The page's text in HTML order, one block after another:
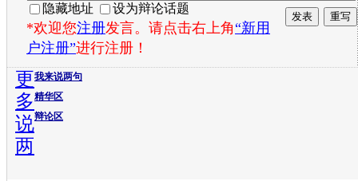
隐藏地址 设为辩论话题
*欢迎您注册发言。请点击右上角“新用
户注册”进行注册！
我来说两句
精华区
辩论区
更
多
说
两